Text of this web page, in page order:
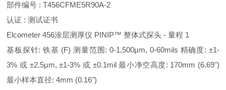
部件编号 : T456CFME5R90A-2
认证 : 测试证书
Elcometer 456涂层测厚仪 PINIP™ 整体式探头 - 量程 1
基板探针: 铁基 (F) 测量范围: 0-1,500μm, 0-60mils 精确度: ±1-
3% 或 ±2.5μm, ±1-3% 或 ±0.1mil 最小净空高度: 170mm (6.69")
最小样本直径: 4mm (0.16")